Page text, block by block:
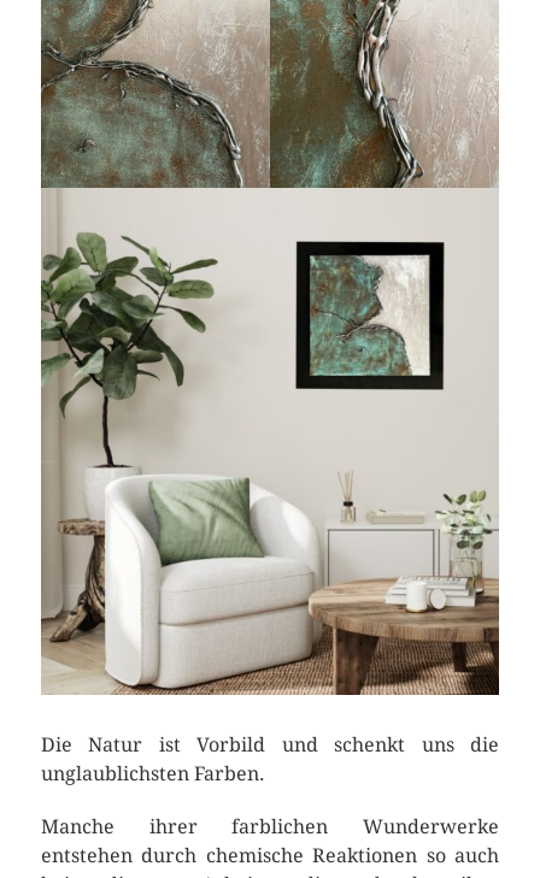
Die Natur ist Vorbild und schenkt uns die
unglaublichsten Farben.
Manche ihrer farblichen Wunderwerke
entstehen durch chemische Reaktionen so auch